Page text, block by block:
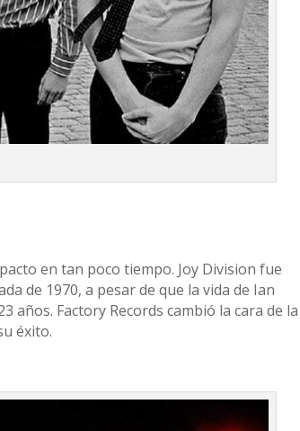
en tan poco tiempo. Joy Division fue
de 1970, a pesar de que la vida de Ian
años. Factory Records cambió la cara de la
éxito.